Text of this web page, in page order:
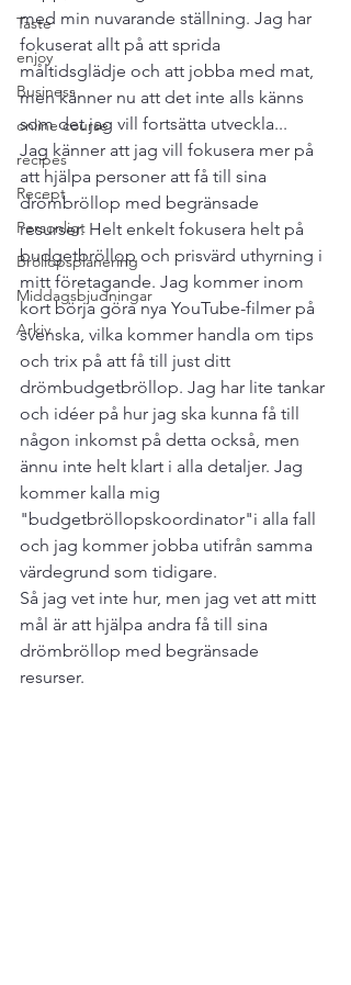
Taste
enjoy
Business
online course
recipes
Recept
Personligt
Bröllopsplanering
Middagsbjudningar
Arkiv
med min nuvarande ställning. Jag har
fokuserat allt på att sprida
måltidsglädje och att jobba med mat,
men känner nu att det inte alls känns
som det jag vill fortsätta utveckla...
Jag känner att jag vill fokusera mer på
att hjälpa personer att få till sina
drömbröllop med begränsade
resurser. Helt enkelt fokusera helt på
budgetbröllop och prisvärd uthyrning i
mitt företagande. Jag kommer inom
kort börja göra nya YouTube-filmer på
svenska, vilka kommer handla om tips
och trix på att få till just ditt
drömbudgetbröllop. Jag har lite tankar
och idéer på hur jag ska kunna få till
någon inkomst på detta också, men
ännu inte helt klart i alla detaljer. Jag
kommer kalla mig
"budgetbröllopskoordinator"i alla fall
och jag kommer jobba utifrån samma
värdegrund som tidigare.
Så jag vet inte hur, men jag vet att mitt
mål är att hjälpa andra få till sina
drömbröllop med begränsade
resurser.